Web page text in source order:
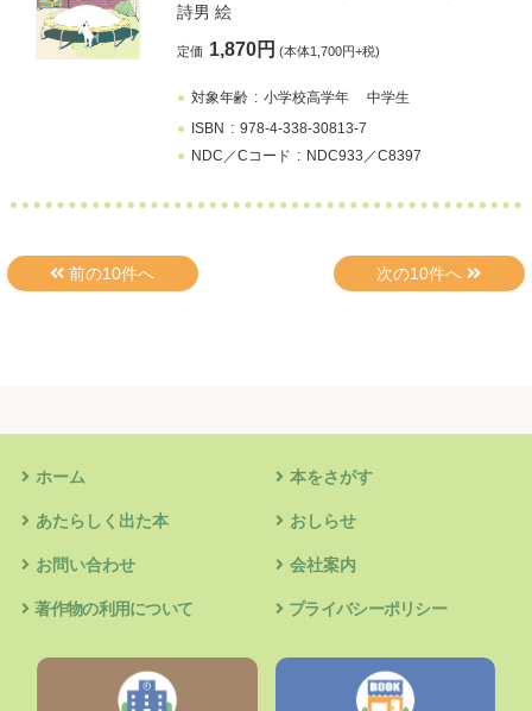
詩男 絵
定価 1,870円 (本体1,700円+税)
対象年齢 小学校高学年
中学生
ISBN
978-4-338-30813-7
NDC／Cコード
NDC933／C8397
ホーム 本をさがす
あたらしく出た本 おしらせ
お問い合わせ 会社案内
著作物の利用について プライバシーポリシー